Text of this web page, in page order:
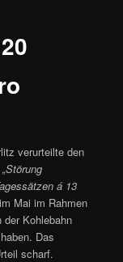
verurteilte den
„Störung
á 13
Mai im Rahmen
der Kohlebahn
Das
scharf.